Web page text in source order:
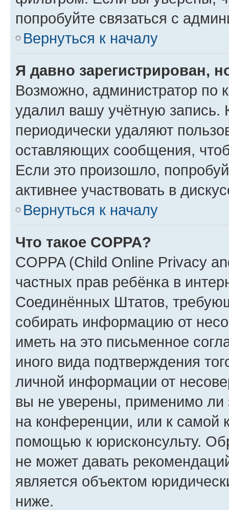
попробуйте связаться с
Вернуться к началу
Я давно зарегистрирован,
Возможно, администратор по
удалил вашу учётную запись.
периодически удаляют
оставляющих сообщения,
Если это произошло,
активнее участвовать в
Вернуться к началу
Что такое COPPA?
COPPA (Child Online Privacy
частных прав ребёнка в
Соединённых Штатов,
собирать информацию от
иметь на это письменное
иного вида подтверждения
личной информации от
вы не уверены, применимо ли
на конференции, или к самой
помощью к юрисконсульту.
не может давать
является объектом
ниже.